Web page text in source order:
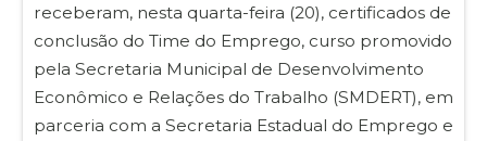
receberam, nesta quarta-feira (20), certificados de
conclusão do Time do Emprego, curso promovido
pela Secretaria Municipal de Desenvolvimento
Econômico e Relações do Trabalho (SMDERT), em
parceria com a Secretaria Estadual do Emprego e